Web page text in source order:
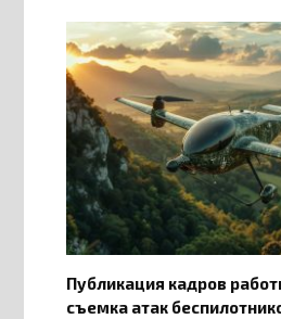
Публикация кадров
съемка атак